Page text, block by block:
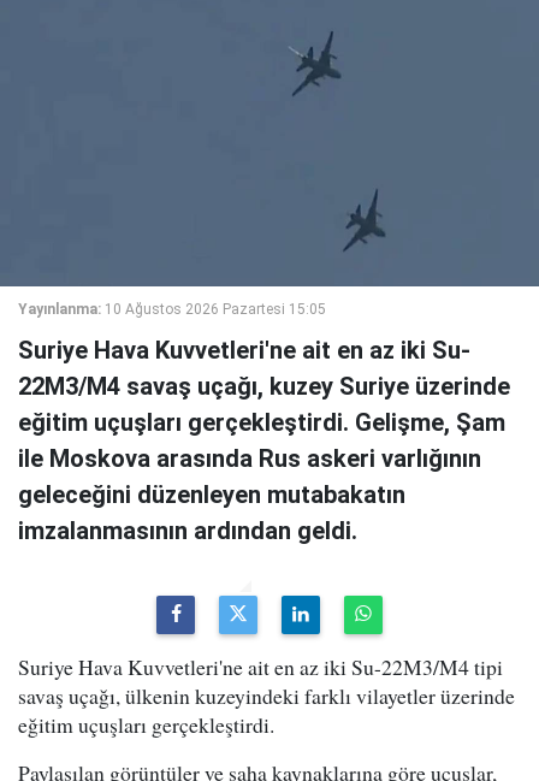
Yayınlanma: 10 Ağustos 2026 Pazartesi 15:05
Suriye Hava Kuvvetleri'ne ait en az iki Su-
22M3/M4 savaş uçağı, kuzey Suriye üzerinde
eğitim uçuşları gerçekleştirdi. Gelişme, Şam
ile Moskova arasında Rus askeri varlığının
geleceğini düzenleyen mutabakatın
imzalanmasının ardından geldi.
Suriye Hava Kuvvetleri'ne ait en az iki Su-22M3/M4 tipi
savaş uçağı, ülkenin kuzeyindeki farklı vilayetler üzerinde
eğitim uçuşları gerçekleştirdi.
Paylaşılan görüntüler ve saha kaynaklarına göre uçuşlar,